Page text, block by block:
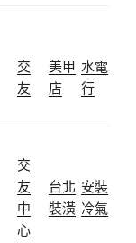
交
友
美甲
店
水電
行
交
友
中
心
台北
裝潢
安裝
冷氣